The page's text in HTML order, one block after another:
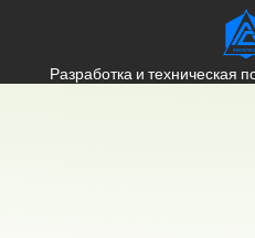
Разработка и техническая